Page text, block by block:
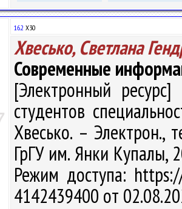
16.2 Х30
Хвесько, Светлана
Современные
[Электронный
студентов
Хвесько. – Электрон.,
ГрГУ им. Янки Купалы,
Режим доступа:
4142439400 от